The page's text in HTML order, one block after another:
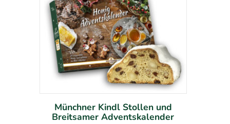
Münchner Kindl Stollen und
Breitsamer Adventskalender